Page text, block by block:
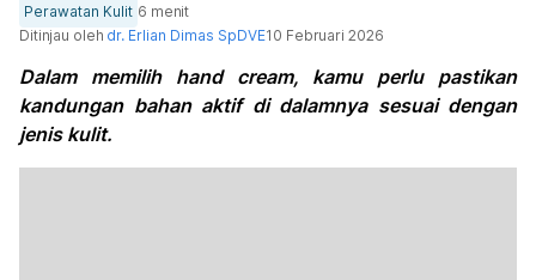
Perawatan Kulit 6 menit
Ditinjau oleh dr. Erlian Dimas SpDVE10 Februari 2026
Dalam memilih hand cream, kamu perlu pastikan
kandungan bahan aktif di dalamnya sesuai dengan
jenis kulit.